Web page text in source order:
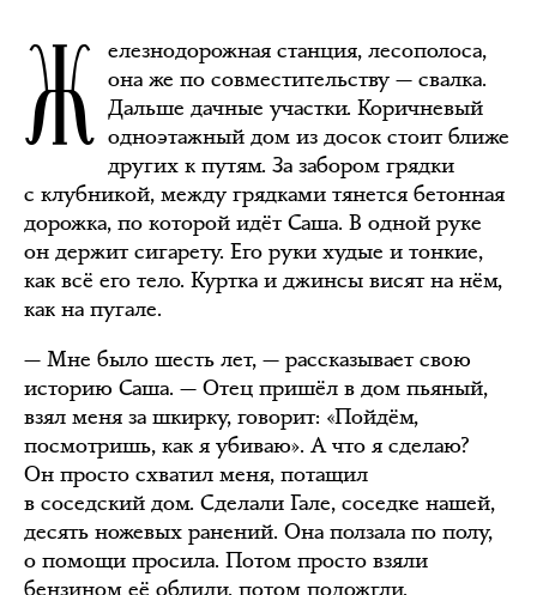
Ж елезнодорожная станция, лесополоса,
она же по совместительству — свалка.
Дальше дачные участки. Коричневый
одноэтажный дом из досок стоит ближе
других к путям. За забором грядки
с клубникой, между грядками тянется бетонная
дорожка, по которой идёт Саша. В одной руке
он держит сигарету. Его руки худые и тонкие,
как всё его тело. Куртка и джинсы висят на нём,
как на пугале.
— Мне было шесть лет, — рассказывает свою
историю Саша. — Отец пришёл в дом пьяный,
взял меня за шкирку, говорит: «Пойдём,
посмотришь, как я убиваю». А что я сделаю?
Он просто схватил меня, потащил
в соседский дом. Сделали Гале, соседке нашей,
десять ножевых ранений. Она ползала по полу,
о помощи просила. Потом просто взяли
бензином её облили, потом подожгли.